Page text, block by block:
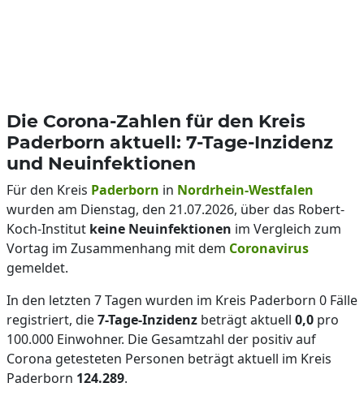
Die Corona-Zahlen für den Kreis
Paderborn aktuell: 7-Tage-Inzidenz
und Neuinfektionen
Für den Kreis Paderborn in Nordrhein-Westfalen
wurden am Dienstag, den 21.07.2026, über das Robert-
Koch-Institut keine Neuinfektionen im Vergleich zum
Vortag im Zusammenhang mit dem Coronavirus
gemeldet.
In den letzten 7 Tagen wurden im Kreis Paderborn 0 Fälle
registriert, die7-Tage-Inzidenz beträgt aktuell 0,0 pro
100.000 Einwohner. Die Gesamtzahl der positiv auf
Corona getesteten Personen beträgt aktuell im Kreis
Paderborn 124.289.